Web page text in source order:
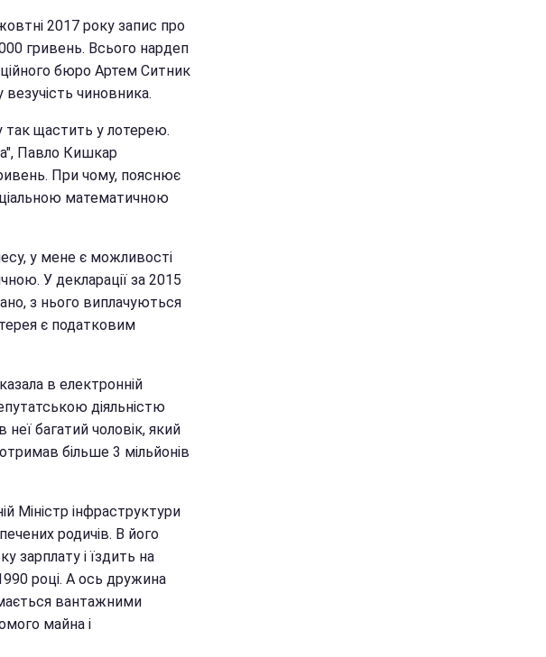
2017 року запис про
гривень. Всього нардеп
бюро Артем Ситник
чиновника.
так щастить у лотерею.
Павло Кишкар
При чому, пояснює
математичною
у мене є можливості
У декларації за 2015
з нього виплачуються
є податковим
в електронній
діяльністю
багатий чоловік, який
більше 3 мільйонів
Міністр інфраструктури
родичів. В його
зарплату і їздить на
році. А ось дружина
вантажними
майна і